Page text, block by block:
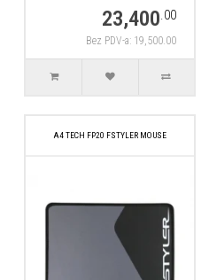
23,400.00
Bez PDV-a: 19,500.00
A4 TECH FP20 FSTYLER MOUSE